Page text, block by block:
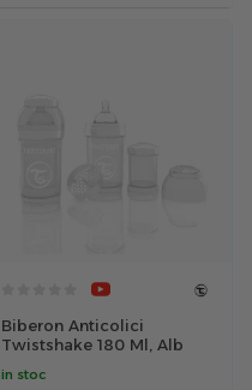
Biberon Anticolici
Twistshake 180 Ml, Alb
in stoc